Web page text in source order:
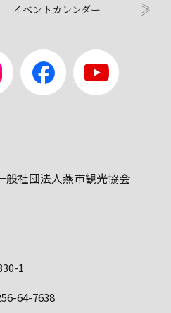
イベントカレンダー
般社団法人燕市観光協会
1
64-7638